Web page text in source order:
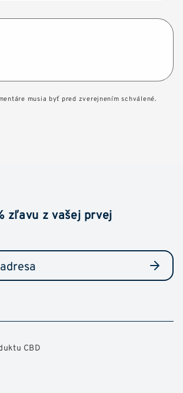
musia byť pred zverejnením schválené.
zľavu z vašej prvej
CBD